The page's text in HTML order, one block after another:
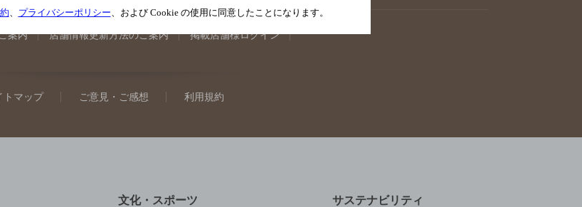
案内 店舗情報更新方法のご案内 掲載店舗様ログイン
トマップ ご意見・ご感想 利用規約
文化・スポーツ サステナビリティ
、 プライバシーポリシー、および Cookie の使用に同意したことになります。